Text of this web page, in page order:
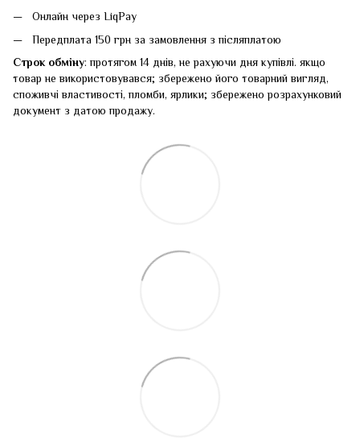
Онлайн через LiqPay
Передплата 150 грн за замовлення з післяплатою
Строк обміну: протягом 14 днів, не рахуючи дня купівлі. якщо
товар не використовувався; збережено його товарний вигляд,
споживчі властивості, пломби, ярлики; збережено розрахунковий
документ з датою продажу.